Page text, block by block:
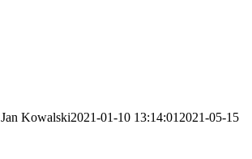
Jan Kowalski2021-01-10 13:14:01 2021-05-15